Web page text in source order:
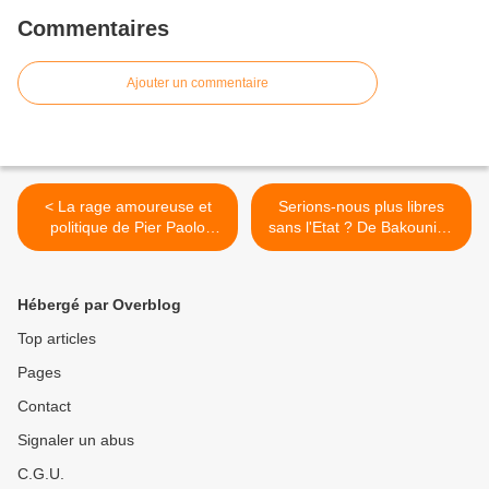
Commentaires
Ajouter un commentaire
< La rage amoureuse et
politique de Pier Paolo
Pasolini : Sonnets et poème
Serions-nous plus libres
sans l'Etat ? De Bakounine
aux Libéraux. >
Hébergé par Overblog
Top articles
Pages
Contact
Signaler un abus
C.G.U.